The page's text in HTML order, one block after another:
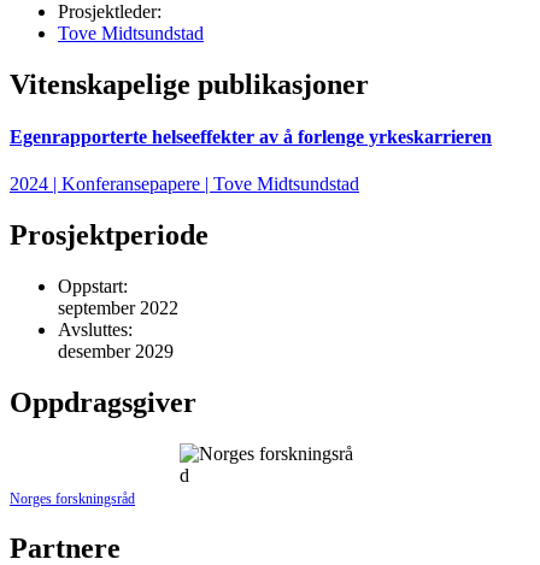
Prosjektleder:
Tove Midtsundstad
Vitenskapelige publikasjoner
Egenrapporterte helseeffekter av å forlenge yrkeskarrieren
2024 | Konferansepapere | Tove Midtsundstad
Prosjektperiode
Oppstart:
september 2022
Avsluttes:
desember 2029
Oppdragsgiver
Norges forskningsråd
Partnere